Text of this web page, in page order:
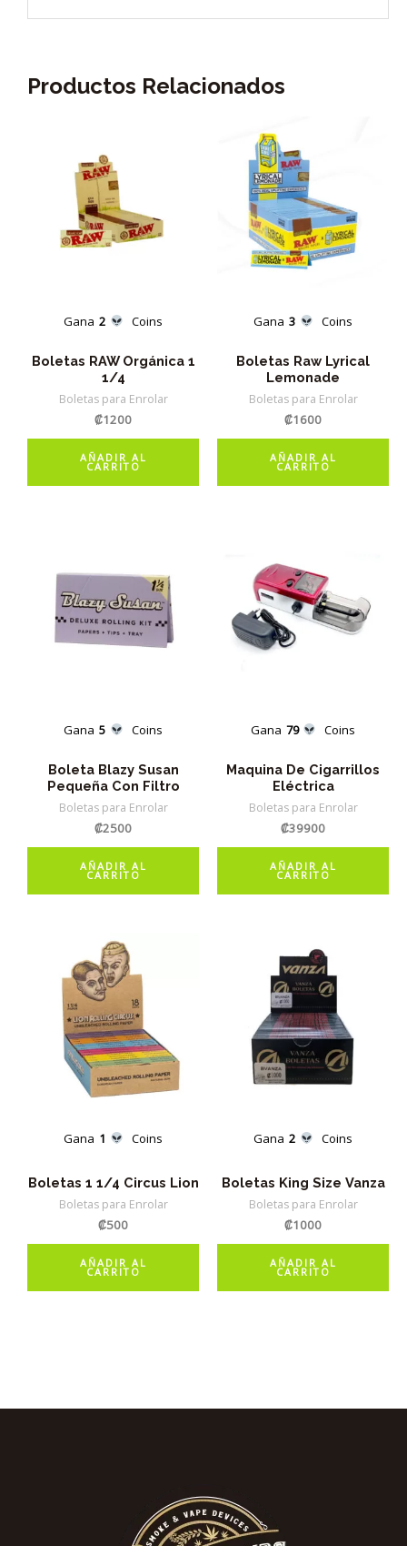
Productos Relacionados
Gana 2 Coins
Boletas RAW Orgánica 1
1/4
Boletas para Enrolar
₡1200
AÑADIR AL
CARRITO
Gana 3 Coins
Boletas Raw Lyrical
Lemonade
Boletas para Enrolar
₡1600
AÑADIR AL
CARRITO
Gana 5 Coins
Boleta Blazy Susan
Pequeña Con Filtro
Boletas para Enrolar
₡2500
AÑADIR AL
CARRITO
Gana 79 Coins
Maquina De Cigarrillos
Eléctrica
Boletas para Enrolar
₡39900
AÑADIR AL
CARRITO
Gana 1 Coins
Boletas 1 1/4 Circus Lion
Boletas para Enrolar
₡500
AÑADIR AL
CARRITO
Gana 2 Coins
Boletas King Size Vanza
Boletas para Enrolar
₡1000
AÑADIR AL
CARRITO